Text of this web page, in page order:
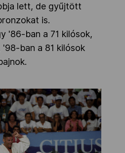
lett, de gyűjtött
is.
'86-ban a 71 kilósok,
ban a 81 kilósok